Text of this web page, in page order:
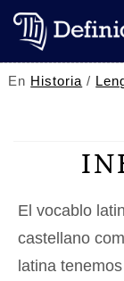
En Historia /
El vocablo
castellano
latina